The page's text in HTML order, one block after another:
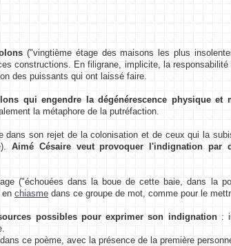
("vingtième étage des maisons les plus
constructions. En filigrane, implicite, la
des puissants qui ont laissé faire.
qui engendre la dégénérescence physique et
la métaphore de la putréfaction.
dans son rejet de la colonisation et de ceux qui la
Aimé Césaire veut provoquer l'indignation par
("échouées dans la boue de cette baie, dans la
en chiasme dans ce groupe de mot, comme pour le
possibles pour exprimer son indignation:
ce poème, avec la présence de la première